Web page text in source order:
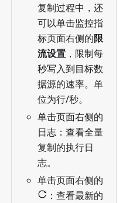
复制过程中，还
可以单击监控指
标页面右侧的限
流设置 ，限制每
秒写入到目标数
据源的速率。单
位为行/秒。
单击页面右侧的
日志：查看全量
复制的执行日
志。
单击页面右侧的
：查看最新的